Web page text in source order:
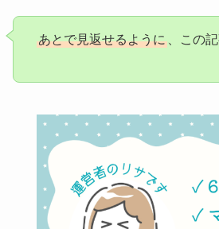
【最大55％還元】楽天トラベル×スー